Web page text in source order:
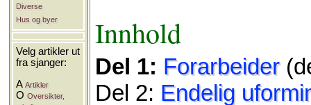
Diverse
Hus og byer
Velg artikler ut
fra sjanger:
AArtikler
OOversikter,
Innhold
Del 1: Forarbeider
Del 2: Endelig